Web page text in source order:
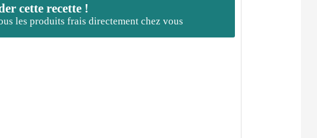
cette recette !
les produits frais directement chez vous